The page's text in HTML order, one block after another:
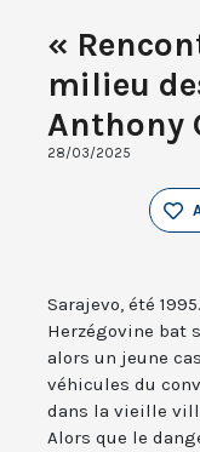
«
milieu
Anthony
28/03/2025
Sarajevo, été
Herzégovine bat
alors un jeune
véhicules du
dans la vieille
Alors que le